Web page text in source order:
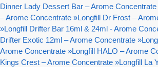
Dinner Lady Dessert Bar – Arome Concentrate
– Arome Concentrate »Longfill Dr Frost –
»Longfill Drifter Bar 16ml & 24ml - Arome
Drifter Exotic 12ml – Arome Concentrate »
Arome Concentrate »Longfill HALO – Arome
Kings Crest – Arome Concentrate »Longfill La